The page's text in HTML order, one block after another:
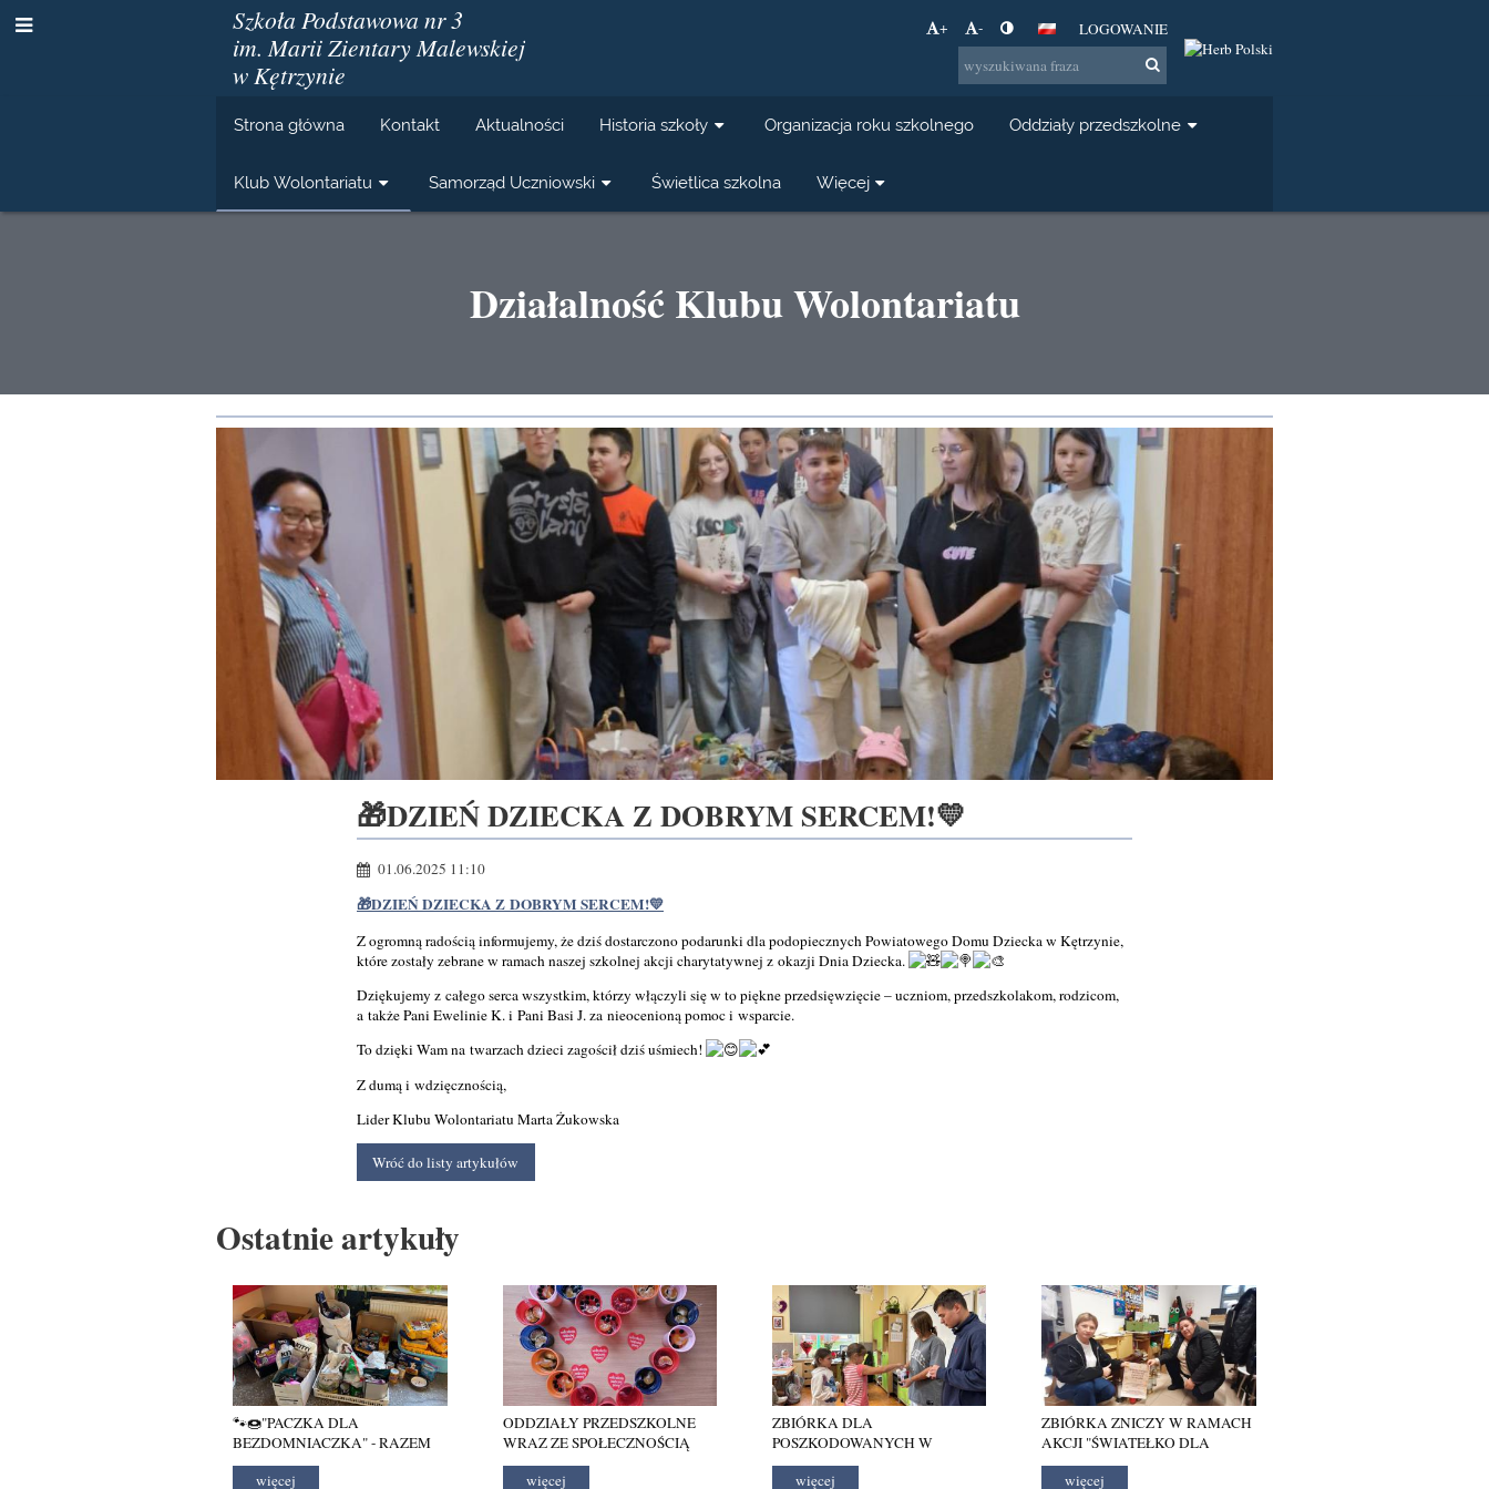
Szkoła Podstawowa nr 3
im. Marii Zientary Malewskiej
w Kętrzynie
+ - LOGOWANIE
Strona główna Kontakt Aktualności Historia szkoły Organizacja roku szkolnego Oddziały przedszkolne
Klub Wolontariatu Samorząd Uczniowski Świetlica szkolna Więcej
Działalność Klubu Wolontariatu
Działalność
Klubu
Wolontariatu
🎁DZIEŃ DZIECKA Z DOBRYM SERCEM!💛
01.06.2025 11:10
🎁DZIEŃ DZIECKA Z DOBRYM SERCEM!💛
Z ogromną radością informujemy, że dziś dostarczono podarunki dla podopiecznych Powiatowego Domu Dziecka w Kętrzynie,
które zostały zebrane w ramach naszej szkolnej akcji charytatywnej z okazji Dnia Dziecka.
Dziękujemy z całego serca wszystkim, którzy włączyli się w to piękne przedsięwzięcie – uczniom, przedszkolakom, rodzicom,
a także Pani Ewelinie K. i Pani Basi J. za nieocenioną pomoc i wsparcie.
To dzięki Wam na twarzach dzieci zagościł dziś uśmiech!
Z dumą i wdzięcznością,
Lider Klubu Wolontariatu Marta Żukowska
Wróć do listy artykułów
Ostatnie artykuły
🐾🍩"PACZKA DLA
BEZDOMNIACZKA" - RAZEM
DLA ZWIERZĄT 🍩🐾
więcej
ODDZIAŁY PRZEDSZKOLNE
WRAZ ZE SPOŁECZNOŚCIĄ
SZKOLNA ŁĄCZĄ SIĘ JUŻ DZIŚ
Z WIELKĄ ORKIESTRĄ
więcej
ZBIÓRKA DLA
POSZKODOWANYCH W
POŻARZE W WINDZIE
więcej
ZBIÓRKA ZNICZY W RAMACH
AKCJI "ŚWIATEŁKO DLA
ROSSY"
więcej